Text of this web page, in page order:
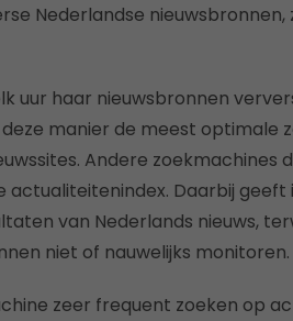
Nederlandse nieuwsbronnen,
uur haar nieuwsbronnen
manier de meest optimale
Andere zoekmachines
Daarbij geeft
van Nederlands nieuws,
niet of nauwelijks monitoren.
zeer frequent zoeken op